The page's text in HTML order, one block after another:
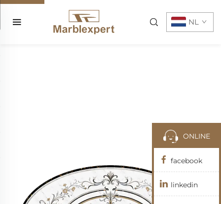
NL
ONLINE
facebook
linkedin